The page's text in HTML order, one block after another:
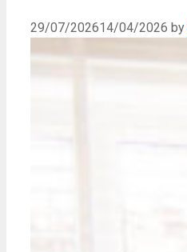
29/07/202614/04/2026 by